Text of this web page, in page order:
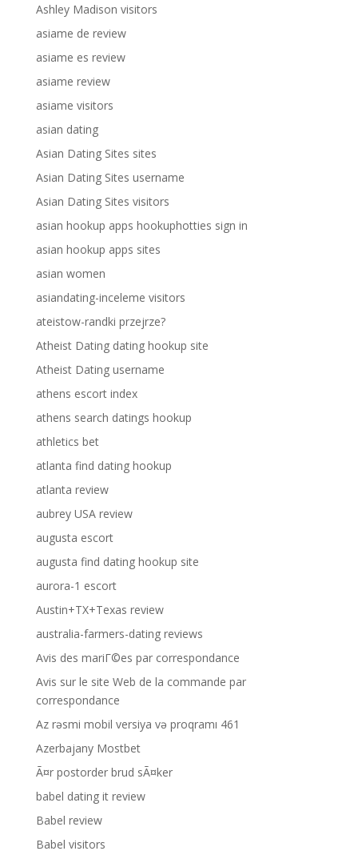
Ashley Madison visitors
asiame de review
asiame es review
asiame review
asiame visitors
asian dating
Asian Dating Sites sites
Asian Dating Sites username
Asian Dating Sites visitors
asian hookup apps hookuphotties sign in
asian hookup apps sites
asian women
asiandating-inceleme visitors
ateistow-randki przejrze?
Atheist Dating dating hookup site
Atheist Dating username
athens escort index
athens search datings hookup
athletics bet
atlanta find dating hookup
atlanta review
aubrey USA review
augusta escort
augusta find dating hookup site
aurora-1 escort
Austin+TX+Texas review
australia-farmers-dating reviews
Avis des mariГ©es par correspondance
Avis sur le site Web de la commande par
correspondance
Az rəsmi mobil versiya və proqramı 461
Azerbajany Mostbet
Ã¤r postorder brud sÃ¤ker
babel dating it review
Babel review
Babel visitors